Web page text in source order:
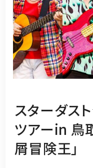
スターダス
ツアーin 鳥
屑冒険王」